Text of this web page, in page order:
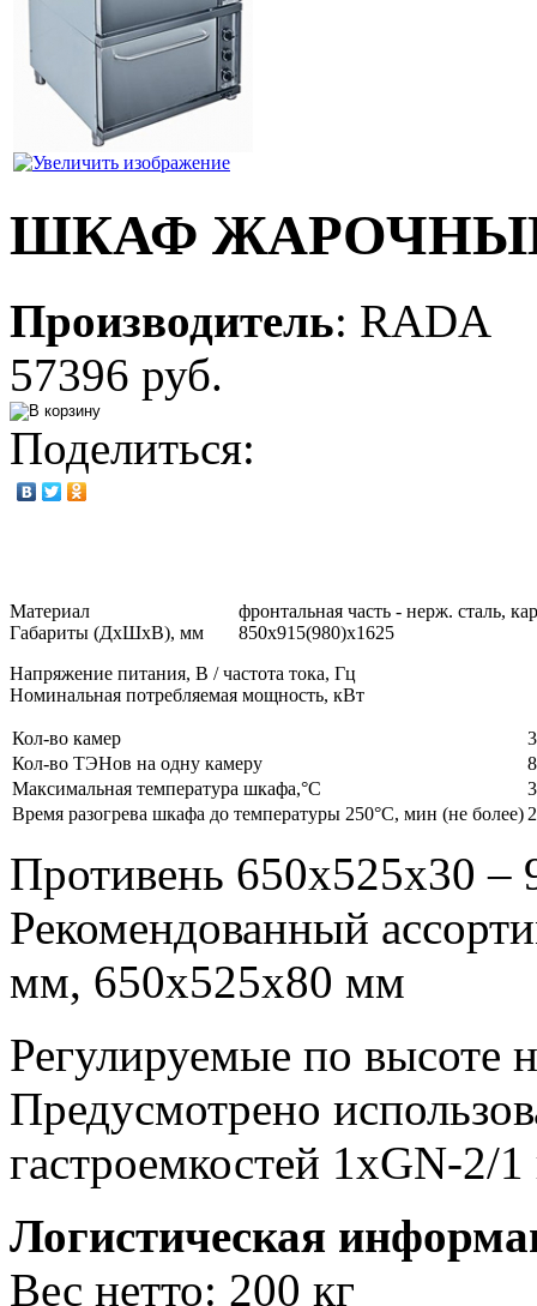
ШКАФ
Производитель: RADA
57396 руб.
Поделиться:
Материал
фронтальная часть - нерж. сталь,
Габариты (ДхШхВ), мм
850х915(980)х1625
Напряжение питания, В / частота тока, Гц
Номинальная потребляемая мощность, кВт
Кол-во камер
3
Кол-во ТЭНов на одну камеру
8
Максимальная температура шкафа,°С
Время разогрева шкафа до температуры 250°С, мин (не более)
Противень 650х525х30 –
Рекомендованный
мм, 650х525х80 мм
Регулируемые по высоте
Предусмотрено
гастроемкостей 1хGN-2/
Логистическая
Вес нетто: 200 кг